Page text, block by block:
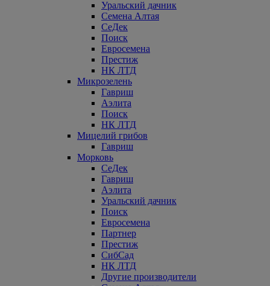
Уральский дачник
Семена Алтая
СеДек
Поиск
Евросемена
Престиж
НК ЛТД
Микрозелень
Гавриш
Аэлита
Поиск
НК ЛТД
Мицелий грибов
Гавриш
Морковь
СеДек
Гавриш
Аэлита
Уральский дачник
Поиск
Евросемена
Партнер
Престиж
СибСад
НК ЛТД
Другие производители